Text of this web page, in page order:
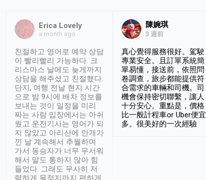
Erica Lovely
a month ago
친절하고 영어로 예약 상담
이 빨리빨리 가능하다. 크
리스마스 날에도 늦게까지
상담을 해주셨고 친절했다.
단지, 여행 전날 현지 시간
으로 밤 9시에 배차 정보를
보내는 것이 일정을 미리
짜는 사람 입장에서는 아쉬
웠고 운전기사는 영어가 되
지 않았고 아리산에 안개가
낀 날 계속해서 추월하며
가서 동승자가 너무 무서워
해서 말도 통하지 않아 힘
들었다. 그래도 무사히 저
陳婉琪
3 週前
真心覺得服務很好。駕駛
專業安全。且訂單系統簡
單易懂，接送前，依照問
卷調查，旅步都能提供符
合需求的車輛和司機。司
機會保持密切聯繫，讓人
十分安心。重點是，價格
比一般計程車or Uber便宜
多。很美好的一次經驗